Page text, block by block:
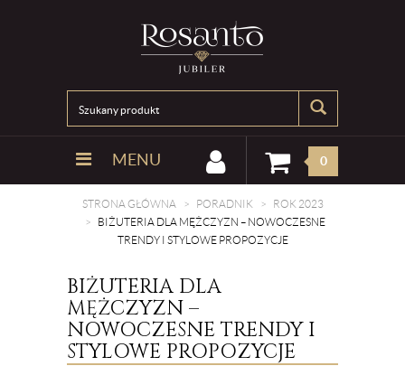
MENU 0
STRONA GŁÓWNA PORADNIK
ROK 2023
BIŻUTERIA DLA MĘŻCZYZN – NOWOCZESNE
TRENDY I STYLOWE PROPOZYCJE
BIŻUTERIA DLA
MĘŻCZYZN –
NOWOCZESNE TRENDY I
STYLOWE PROPOZYCJE